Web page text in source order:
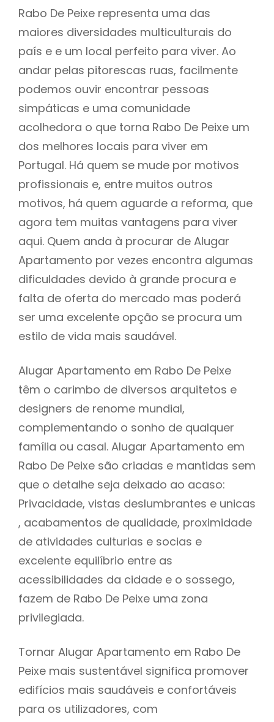
Rabo De Peixe representa uma das
maiores diversidades multiculturais do
país e e um local perfeito para viver. Ao
andar pelas pitorescas ruas, facilmente
podemos ouvir encontrar pessoas
simpáticas e uma comunidade
acolhedora o que torna Rabo De Peixe um
dos melhores locais para viver em
Portugal. Há quem se mude por motivos
profissionais e, entre muitos outros
motivos, há quem aguarde a reforma, que
agora tem muitas vantagens para viver
aqui. Quem anda à procurar de Alugar
Apartamento por vezes encontra algumas
dificuldades devido à grande procura e
falta de oferta do mercado mas poderá
ser uma excelente opção se procura um
estilo de vida mais saudável.
Alugar Apartamento em Rabo De Peixe
têm o carimbo de diversos arquitetos e
designers de renome mundial,
complementando o sonho de qualquer
família ou casal. Alugar Apartamento em
Rabo De Peixe são criadas e mantidas sem
que o detalhe seja deixado ao acaso:
Privacidade, vistas deslumbrantes e unicas
, acabamentos de qualidade, proximidade
de atividades culturias e socias e
excelente equilíbrio entre as
acessibilidades da cidade e o sossego,
fazem de Rabo De Peixe uma zona
privilegiada.
Tornar Alugar Apartamento em Rabo De
Peixe mais sustentável significa promover
edifícios mais saudáveis e confortáveis
para os utilizadores, com